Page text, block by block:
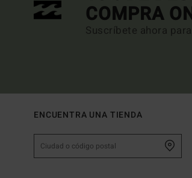
COMPRA
Suscríbete ahora
ENCUENTRA UNA TIENDA